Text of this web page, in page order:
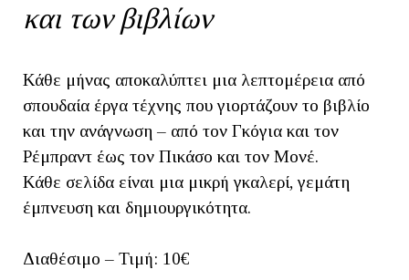
και των βιβλίων
Κάθε μήνας αποκαλύπτει μια λεπτομέρεια από
σπουδαία έργα τέχνης που γιορτάζουν το βιβλίο
και την ανάγνωση – από τον Γκόγια και τον
Ρέμπραντ έως τον Πικάσο και τον Μονέ.
Κάθε σελίδα είναι μια μικρή γκαλερί, γεμάτη
έμπνευση και δημιουργικότητα.
Διαθέσιμο – Τιμή: 10€